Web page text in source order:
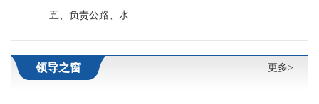
五、负责公路、水...
更多>
领导之窗